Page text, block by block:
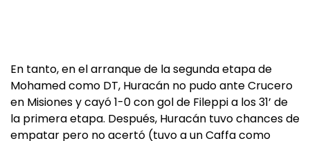
En tanto, en el arranque de la segunda etapa de
Mohamed como DT, Huracán no pudo ante Crucero
en Misiones y cayó 1-0 con gol de Fileppi a los 31’ de
la primera etapa. Después, Huracán tuvo chances de
empatar pero no acertó (tuvo a un Caffa como